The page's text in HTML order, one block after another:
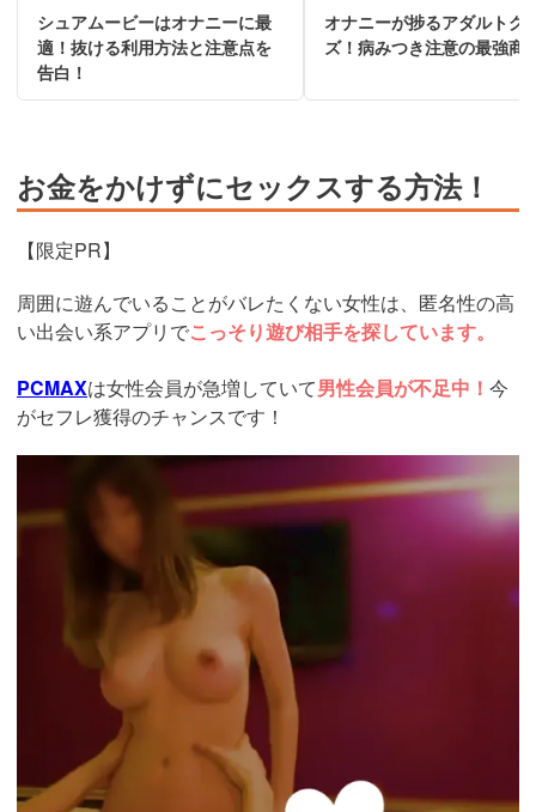
シュアムービーはオナニーに最
適！抜ける利用方法と注意点を
告白！
オナニーが捗るアダルトグ
ズ！病みつき注意の最強商
お金をかけずにセックスする方法！
【限定PR】
周囲に遊んでいることがバレたくない女性は、匿名性の高
い出会い系アプリでこっそり遊び相手を探しています。
PCMAXは女性会員が急増していて男性会員が不足中！ 今
がセフレ獲得のチャンスです！
https://pcmax.jp/lp/?
ad_id=rm327007